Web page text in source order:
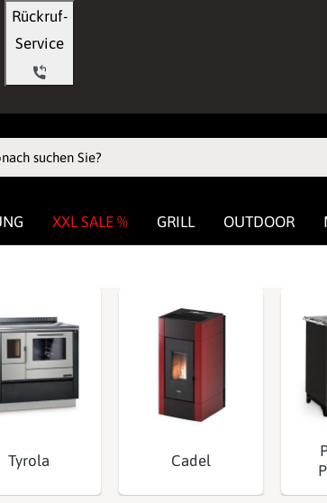
Rückruf-
XXL SALE % GRILL OUTDOOR
Tyrola Cadel